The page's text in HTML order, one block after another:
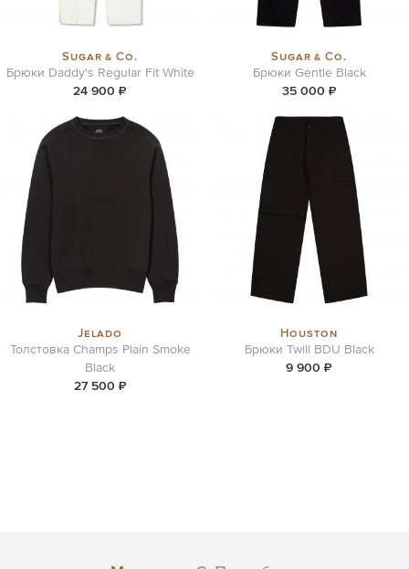
Sugar & Co.
Брюки Daddy's Regular Fit White
24 900 ₽
Sugar & Co.
Брюки Gentle Black
35 000 ₽
Jelado
Толстовка Champs Plain Smoke
Black
27 500 ₽
Houston
Брюки Twill BDU Black
9 900 ₽